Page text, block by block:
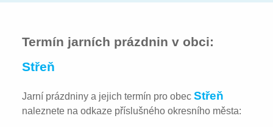
Termín jarních prázdnin v obci:
Střeň
Jarní prázdniny a jejich termín pro obecStřeň
naleznete na odkaze příslušného okresního města: